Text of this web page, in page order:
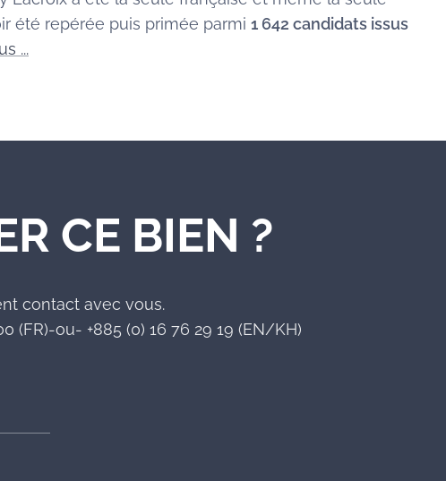
été repérée puis primée parmi 1 642 candidats issus
...
CE BIEN ?
contact avec vous.
(FR)-ou- +885 (0) 16 76 29 19 (EN/KH)